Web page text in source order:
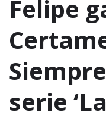
Felipe
serie